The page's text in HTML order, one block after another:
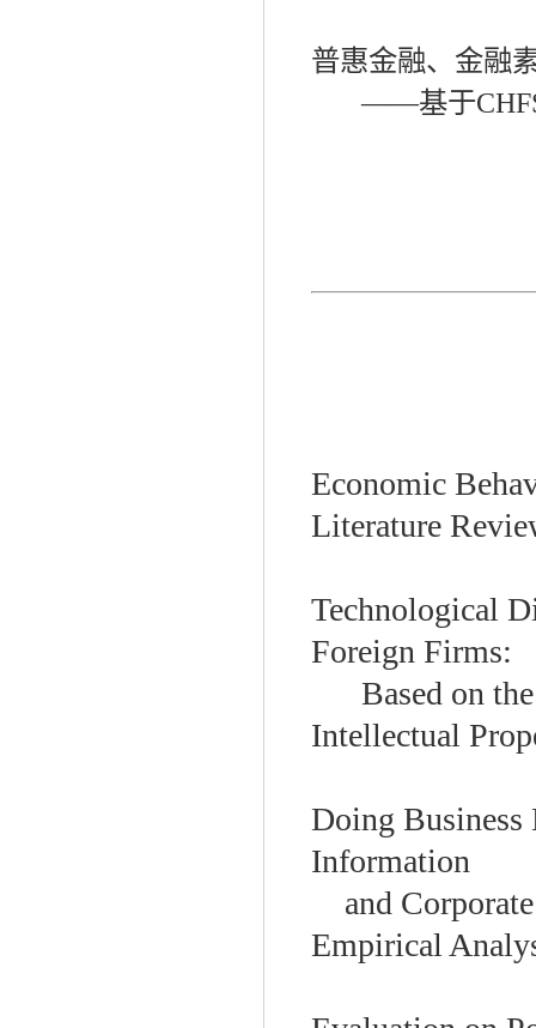
普惠金融、金融
——基于
Economic
Literature
Technological
Foreign Firms:
Based on
Intellectual
Doing
Information
and
Empirical